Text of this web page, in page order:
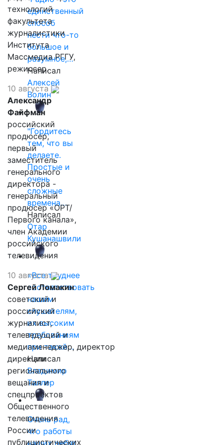
единственный
способ
нести что-то
большое и
разумное,…
Написал
Алексей
Волин
"Гордитесь
тем, что вы
делаете.
Простые и
очень
сложные
времена…
Написал
Отар
Кушанашвили
«Все труднее
соответствовать
нашим
слушателям,
их высоким
требованиям
при такой…
Написал
Владимир
Таллер
Очень рад,
что работы
наших ребят
технологий
факультета
журналистики
Института
Массмедиа РГГУ,
режиссер.
10 августа
Александр
Файфман
российский
продюсер,
первый
заместитель
генерального
директора -
генеральный
продюсер «ОРТ/
Первого канала»,
член Академии
российского
телевидения
10 августа
Сергей Ломакин
советский и
российский
журналист,
телеведущий и
медиаменеджер, директор
дирекции
регионального
вещания и
спецпроектов
Общественного
телевидения
России
публицистических